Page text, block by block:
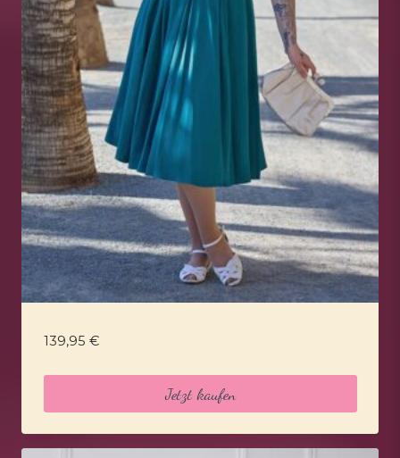
139,95 €
Jetzt kaufen